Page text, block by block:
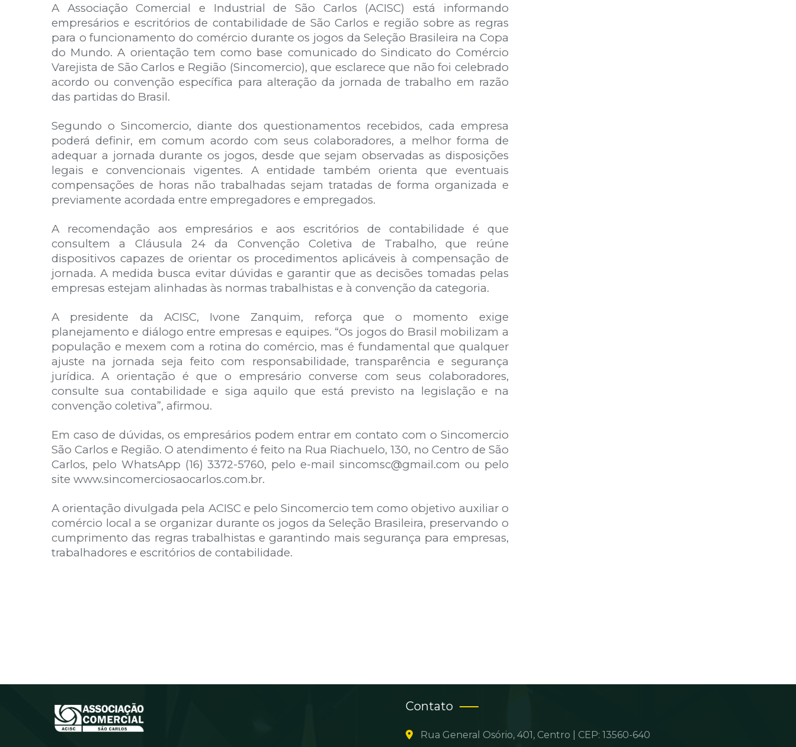
A Associação Comercial e Industrial de São Carlos (ACISC) está informando
empresários e escritórios de contabilidade de São Carlos e região sobre as regras
para o funcionamento do comércio durante os jogos da Seleção Brasileira na Copa
do Mundo. A orientação tem como base comunicado do Sindicato do Comércio
Varejista de São Carlos e Região (Sincomercio), que esclarece que não foi celebrado
acordo ou convenção específica para alteração da jornada de trabalho em razão
das partidas do Brasil.
Segundo o Sincomercio, diante dos questionamentos recebidos, cada empresa
poderá definir, em comum acordo com seus colaboradores, a melhor forma de
adequar a jornada durante os jogos, desde que sejam observadas as disposições
legais e convencionais vigentes. A entidade também orienta que eventuais
compensações de horas não trabalhadas sejam tratadas de forma organizada e
previamente acordada entre empregadores e empregados.
A recomendação aos empresários e aos escritórios de contabilidade é que
consultem a Cláusula 24 da Convenção Coletiva de Trabalho, que reúne
dispositivos capazes de orientar os procedimentos aplicáveis à compensação de
jornada. A medida busca evitar dúvidas e garantir que as decisões tomadas pelas
empresas estejam alinhadas às normas trabalhistas e à convenção da categoria.
A presidente da ACISC, Ivone Zanquim, reforça que o momento exige
planejamento e diálogo entre empresas e equipes. “Os jogos do Brasil mobilizam a
população e mexem com a rotina do comércio, mas é fundamental que qualquer
ajuste na jornada seja feito com responsabilidade, transparência e segurança
jurídica. A orientação é que o empresário converse com seus colaboradores,
consulte sua contabilidade e siga aquilo que está previsto na legislação e na
convenção coletiva”, afirmou.
Em caso de dúvidas, os empresários podem entrar em contato com o Sincomercio
São Carlos e Região. O atendimento é feito na Rua Riachuelo, 130, no Centro de São
Carlos, pelo WhatsApp (16) 3372-5760, pelo e-mail sincomsc@gmail.com ou pelo
site www.sincomerciosaocarlos.com.br.
A orientação divulgada pela ACISC e pelo Sincomercio tem como objetivo auxiliar o
comércio local a se organizar durante os jogos da Seleção Brasileira, preservando o
cumprimento das regras trabalhistas e garantindo mais segurança para empresas,
trabalhadores e escritórios de contabilidade.
Contato
Rua General Osório, 401, Centro | CEP: 13560-640